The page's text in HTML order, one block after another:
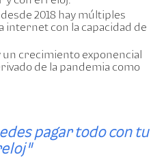
desde 2018 hay múltiples
internet con la capacidad de
un crecimiento exponencial
de la pandemia como
pagar todo con tu